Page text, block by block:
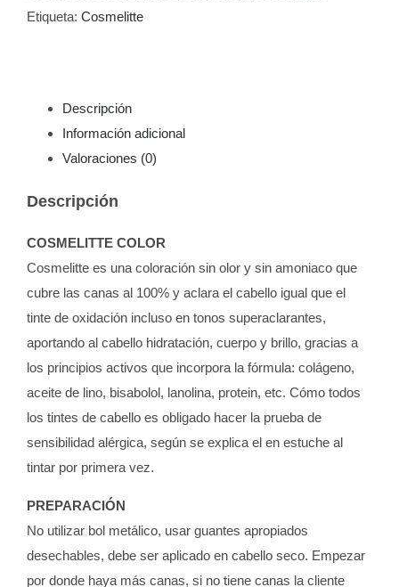
cantidad
Etiqueta: Cosmelitte
Descripción
Información adicional
Valoraciones (0)
Descripción
COSMELITTE COLOR
Cosmelitte es una coloración sin olor y sin amoniaco que
cubre las canas al 100% y aclara el cabello igual que el
tinte de oxidación incluso en tonos superaclarantes,
aportando al cabello hidratación, cuerpo y brillo, gracias a
los principios activos que incorpora la fórmula: colágeno,
aceite de lino, bisabolol, lanolina, protein, etc. Cómo todos
los tintes de cabello es obligado hacer la prueba de
sensibilidad alérgica, según se explica el en estuche al
tintar por primera vez.
PREPARACIÓN
No utilizar bol metálico, usar guantes apropiados
desechables, debe ser aplicado en cabello seco. Empezar
por donde haya más canas, si no tiene canas la cliente